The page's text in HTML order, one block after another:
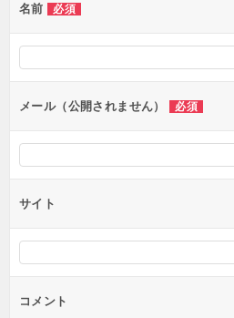
ー
シ
ョ
ン
名前 必須
メール（公開されません） 必須
サイト
コメント